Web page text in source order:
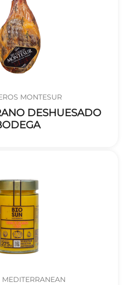
MONTESUR
DESHUESADO